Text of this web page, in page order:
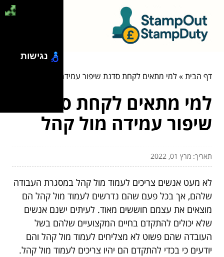
דף הבית»למי מתאים לקחת סדנת שיפור עמידה מול קהל
למי מתאים לקחת סדנת
שיפור עמידה מול קהל
תאריך: מרץ 01, 2022
לא מעט אנשים צריכים לעמוד מול קהל במסגרת העבודה
שלהם, אך בכל פעם שהם נדרשים לעמוד מול קהל הם
מוצאים את עצמם חוששים מאוד. לעיתים ישנם אנשים
שלא יכולים להתקדם בחיים המקצועיים שלהם בשל
העובדה שהם פשוט לא מצליחים לעמוד מול קהל והם
יודעים כי בכדי להתקדם הם יהיו צריכים לעמוד מול קהל.
נגישות